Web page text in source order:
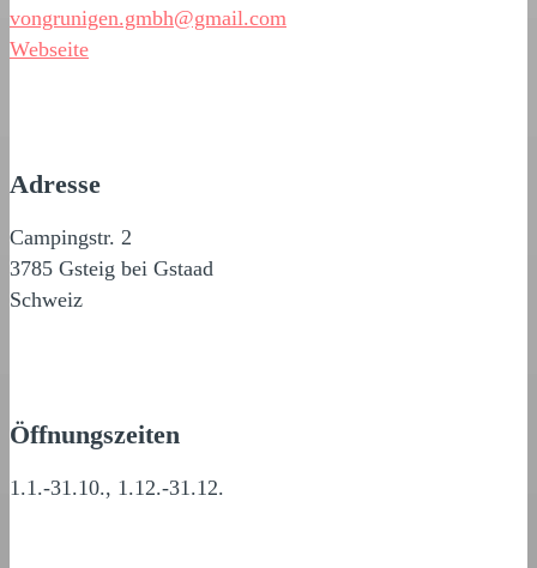
vongrunigen.gmbh@gmail.com
Webseite
Adresse
Campingstr. 2
3785 Gsteig bei Gstaad
Schweiz
Öffnungszeiten
1.1.-31.10., 1.12.-31.12.